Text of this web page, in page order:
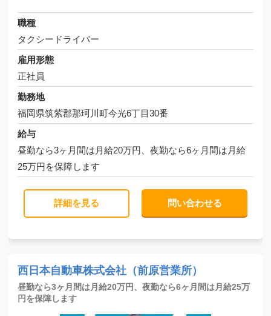
職種
タクシードライバー
雇用形態
正社員
勤務地
福岡県筑紫郡那珂川町今光6丁目30番
給与
昼勤なら3ヶ月間は月給20万円、夜勤なら6ヶ月間は月給
25万円を保障します
詳細を見る 問い合わせる
西日本自動車株式会社（前原営業所）
昼勤なら3ヶ月間は月給20万円、夜勤なら6ヶ月間は月給25万
円を保障します